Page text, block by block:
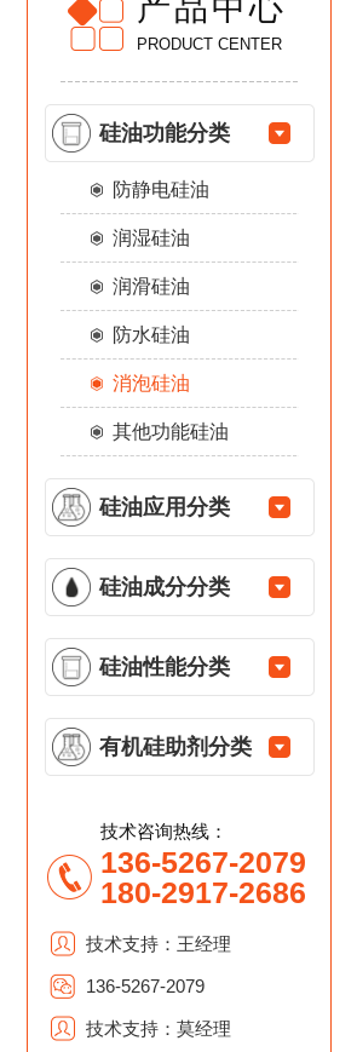
产品中心
PRODUCT CENTER
硅油功能分类
防静电硅油
润湿硅油
润滑硅油
防水硅油
消泡硅油
其他功能硅油
硅油应用分类
硅油成分分类
硅油性能分类
有机硅助剂分类
技术咨询热线：
136-5267-2079
180-2917-2686
技术支持：王经理
136-5267-2079
技术支持：莫经理